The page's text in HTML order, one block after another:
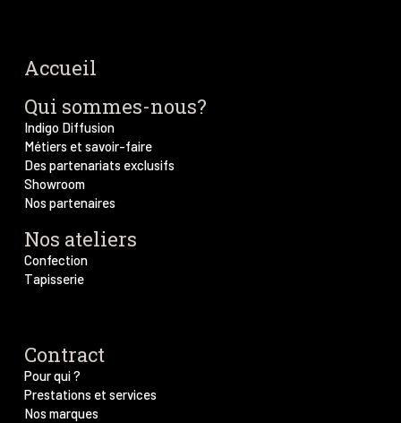
Accueil
Qui sommes-nous?
Indigo Diffusion
Métiers et savoir-faire
Des partenariats exclusifs
Showroom
Nos partenaires
Nos ateliers
Confection
Tapisserie
Contract
Pour qui ?
Prestations et services
Nos marques